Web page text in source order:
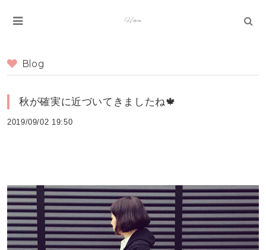
Blog
秋が確実に近づいてきましたね🍁
2019/09/02 19:50